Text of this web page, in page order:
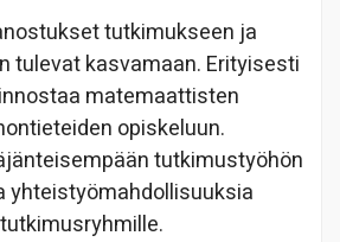
tutkimukseen ja
tulevat kasvamaan. Erityisesti
matemaattisten
opiskeluun.
tutkimustyöhön
yhteistyömahdollisuuksia